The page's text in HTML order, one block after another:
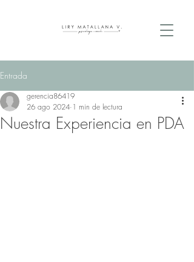
Entrada
Nuestra Experiencia en PDA
gerencia86419
26 ago 2024 1 min de lectura